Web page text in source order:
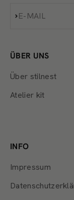
E-MAIL
Abonnieren
ÜBER UNS
Über stilnest
Atelier kit
INFO
Impressum